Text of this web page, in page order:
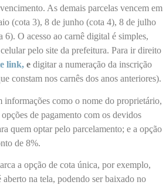
As demais parcelas vencem em
(cota 3), 8 de junho (cota 4), 8 de julho
6). O acesso ao carnê digital é simples,
pelo site da prefeitura. Para ir direito
link, e digitar a numeração da inscrição
constam nos carnês dos anos anteriores).
informações como o nome do proprietário,
de pagamento com os devidos
quem optar pelo parcelamento; e a opção
de 8%.
a opção de cota única, por exemplo,
aberto na tela, podendo ser baixado no